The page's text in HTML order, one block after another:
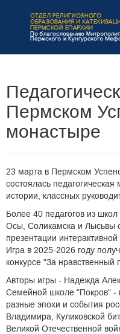
Пермском
монастыре
23 марта в Пермском
состоялась
истории, классных
Более 40 педагогов из
Осы, Соликамска и Лысьвы
презентации
Игра в 2025-2026 году
конкурсе "За нравственный
Авторы игры - Надежда
Семейной школе "Покров" -
разные эпохи и события
Владимира, Куликовской
Великой Отечественной